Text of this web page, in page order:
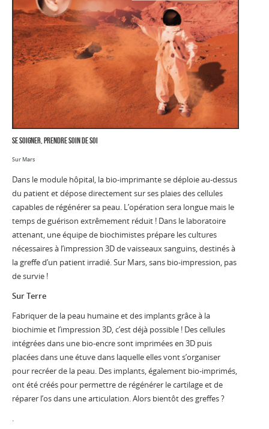
se soigner, prendre soin de soi
Sur Mars
Dans le module hôpital, la bio-imprimante se déploie au-dessus
du patient et dépose directement sur ses plaies des cellules
capables de régénérer sa peau. L’opération sera longue mais le
temps de guérison extrêmement réduit ! Dans le laboratoire
attenant, une équipe de biochimistes prépare les cultures
nécessaires à l’impression 3D de vaisseaux sanguins, destinés à
la greffe d’un patient irradié. Sur Mars, sans bio-impression, pas
de survie !
Sur Terre
Fabriquer de la peau humaine et des implants grâce à la
biochimie et l’impression 3D, c’est déjà possible ! Des cellules
intégrées dans une bio-encre sont imprimées en 3D puis
placées dans une étuve dans laquelle elles vont s’organiser
pour recréer de la peau. Des implants, également bio-imprimés,
ont été créés pour permettre de régénérer le cartilage et de
réparer l’os dans une articulation. Alors bientôt des greffes ?
.